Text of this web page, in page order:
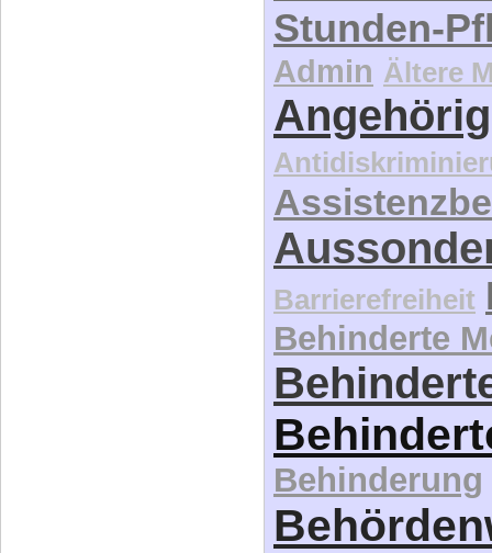
Stunden-
Admin Ältere
Barrierefreiheit
Behinderte
Behinderung